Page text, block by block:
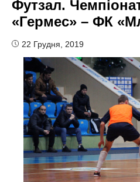
Футзал.
«Гермес» – ФК
22 Грудня, 2019